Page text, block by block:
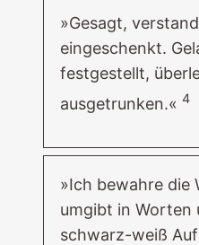
»Gesagt,
eingeschenkt.
festgestellt,
ausgetrunken.«4
»Ich bewahre die
umgibt in Worten
schwarz-weiß